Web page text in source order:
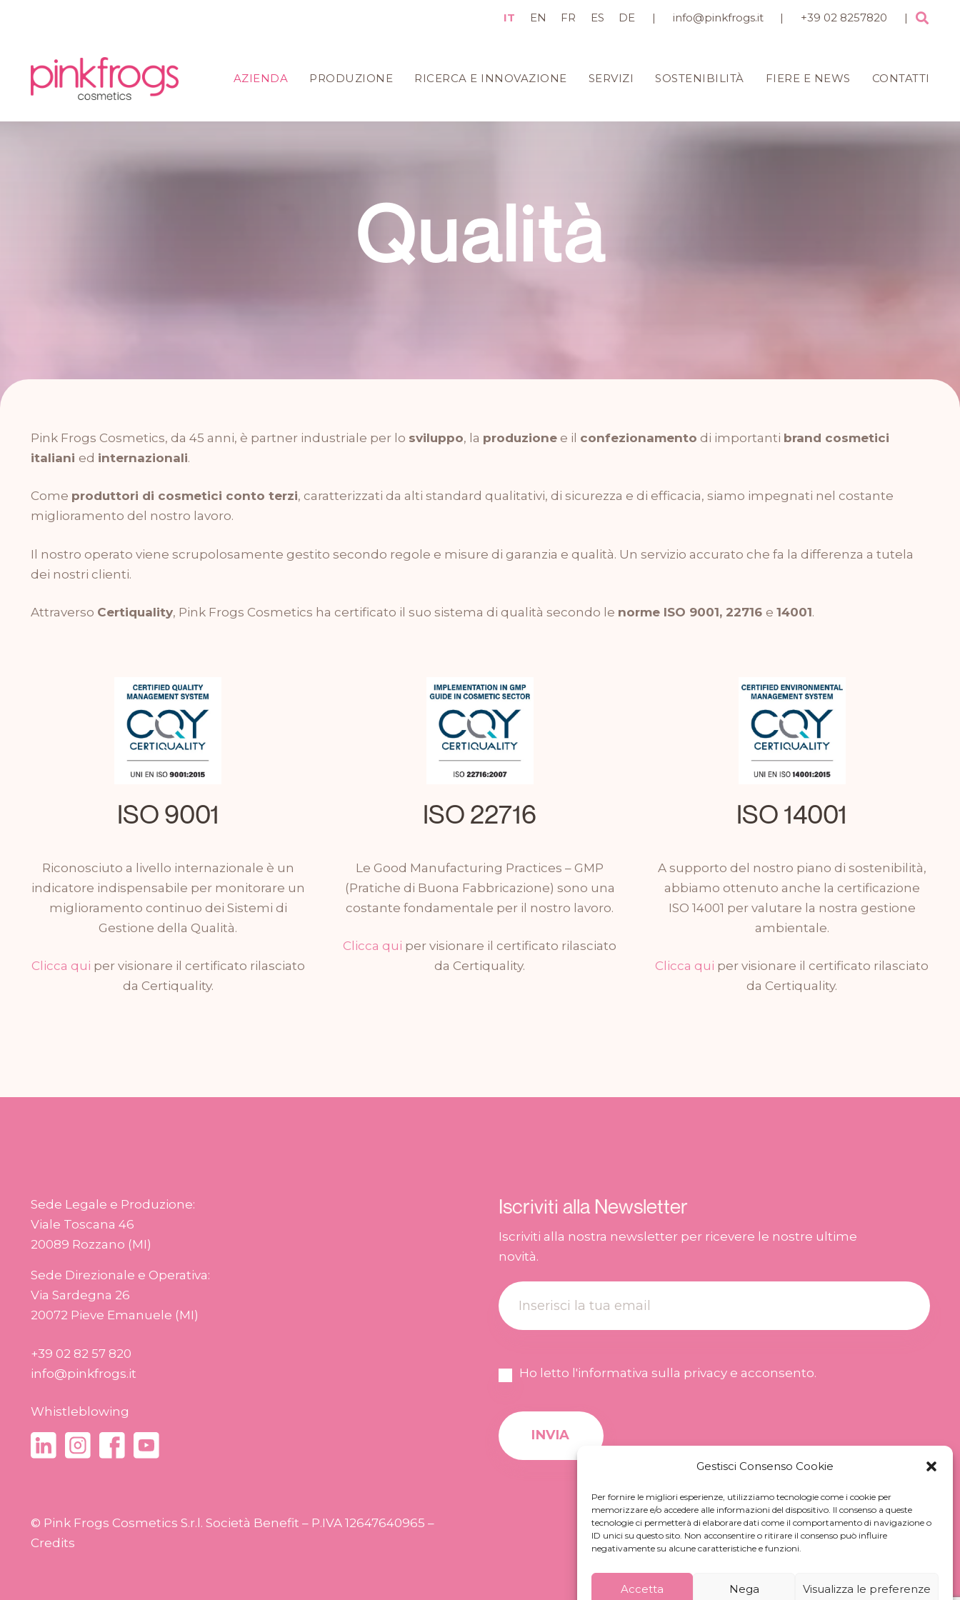
Gestisci Consenso Cookie
Per fornire le migliori esperienze, utilizziamo tecnologie come i cookie per
memorizzare e/o accedere alle informazioni del dispositivo. Il consenso a queste
tecnologie ci permetterà di elaborare dati come il comportamento di navigazione o
ID unici su questo sito. Non acconsentire o ritirare il consenso può influire
negativamente su alcune caratteristiche e funzioni.
Accetta Nega Visualizza le preferenze
IT EN FR ES DE | info@pinkfrogs.it | +39 02 8257820 |
AZIENDA PRODUZIONE RICERCA E INNOVAZIONE SERVIZI SOSTENIBILITÀ FIERE E NEWS CONTATTI
Qualità
Pink Frogs Cosmetics, da 45 anni, è partner industriale per lo sviluppo, la produzionee il confezionamento di importanti brand cosmetici
italiani ed internazionali.
Come produttori di cosmetici conto terzi, caratterizzati da alti standard qualitativi, di sicurezza e di efficacia, siamo impegnati nel costante
miglioramento del nostro lavoro.
Il nostro operato viene scrupolosamente gestito secondo regole e misure di garanzia e qualità. Un servizio accurato che fa la differenza a tutela
dei nostri clienti.
Attraverso Certiquality, Pink Frogs Cosmetics ha certificato il suo sistema di qualità secondo le norme ISO 9001, 22716 e 14001.
ISO 9001
Riconosciuto a livello internazionale è un
indicatore indispensabile per monitorare un
miglioramento continuo dei Sistemi di
Gestione della Qualità.
Clicca qui per visionare il certificato rilasciato
da Certiquality.
ISO 22716
Le Good Manufacturing Practices – GMP
(Pratiche di Buona Fabbricazione) sono una
costante fondamentale per il nostro lavoro.
Clicca qui per visionare il certificato rilasciato
da Certiquality.
ISO 14001
A supporto del nostro piano di sostenibilità,
abbiamo ottenuto anche la certificazione
ISO 14001 per valutare la nostra gestione
ambientale.
Clicca qui per visionare il certificato rilasciato
da Certiquality.
Sede Legale e Produzione:
Viale Toscana 46
20089 Rozzano (MI)
Sede Direzionale e Operativa:
Via Sardegna 26
20072 Pieve Emanuele (MI)
+39 02 82 57 820
info@pinkfrogs.it
Whistleblowing
© Pink Frogs Cosmetics S.r.l. Società Benefit – P.IVA 12647640965 –
Credits
Iscriviti alla Newsletter
Iscriviti alla nostra newsletter per ricevere le nostre ultime
novità.
Ho letto l'informativa sulla privacye acconsento.